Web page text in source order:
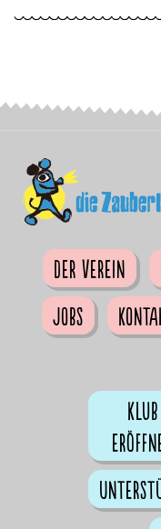
Der Verein
Jobs
Klub